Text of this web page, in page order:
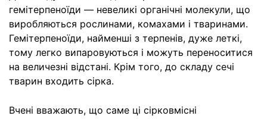
гемітерпеноїди — невеликі органічні молекули, що
виробляються рослинами, комахами і тваринами.
Гемітерпеноїди, найменші з терпенів, дуже леткі,
тому легко випаровуються і можуть переноситися
на величезні відстані. Крім того, до складу сечі
тварин входить сірка.
Вчені вважають, що саме ці сірковмісні